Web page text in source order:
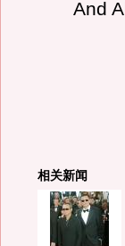
And All
相关新闻